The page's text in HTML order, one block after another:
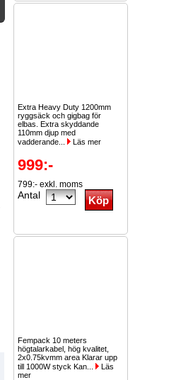
Extra Heavy Duty 1200mm
ryggsäck och gigbag för
elbas. Extra skyddande
110mm djup med
vadderande...
Läs mer
999:-
799:- exkl. moms
Antal
Fempack 10 meters
högtalarkabel, hög kvalitet,
2x0.75kvmm area Klarar upp
till 1000W styck Kan...
Läs
mer